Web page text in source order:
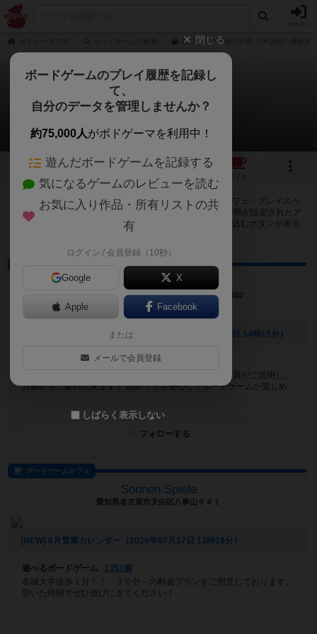
西フランク王国の子爵 日本語版の通販/商
西フランク王国の子爵
45店のカフェ/スペースが提供中
6 1 11
カフェ
西フランク王国の子爵で遊ぶことができるボードゲームカフェ・プレイスペ
ースが45店登録されています。公開プロフィールの都道府県が設定されたア
カウントでログインすると、同じ都道府県内の店舗に絞り込むボタンが表示
Brett
東京都小金井市本町3-8-10 グランコートB1F102
[NEW] お得な料金プランの新設です！（2026年07月28日 14時15分）
遊べるボードゲーム
922個
武蔵小金井駅より徒歩7分！ ルールが分からなくても店員がご説明し、
お薦めもご案内出来ます！ 始めてでも安心してボードゲームが楽しめ...
フォローする
ボードゲームカフェ
Sonnen Spiele
愛知県名古屋市天白区八事山６４１
[NEW] 8月営業カレンダー（2026年07月17日 13時19分）
遊べるボードゲーム
1353個
名城大学徒歩１分！！ ３０分～の料金プランをご用意しております。
空いた時間でぜひ遊びにきてください！
閉じる
ボードゲームのプレイ履歴を記録し
て、
自分のデータを管理しませんか？
約75,000人がボドゲーマを利用中！
遊んだボードゲームを記録する
気になるゲームのレビューを読む
お気に入り作品・所有リストの共
有
ログイン / 会員登録（10秒）
Google X
Apple Facebook
または
メールで会員登録
しばらく表示しない